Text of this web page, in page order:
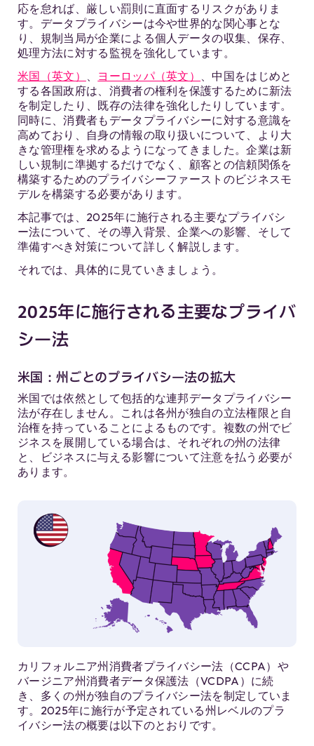
応を怠れば、厳しい罰則に直面するリスクがありま
す。データプライバシーは今や世界的な関心事とな
り、規制当局が企業による個人データの収集、保存、
処理方法に対する監視を強化しています。
米国（英文） 、 ヨーロッパ（英文） 、中国をはじめと
する各国政府は、消費者の権利を保護するために新法
を制定したり、既存の法律を強化したりしています。
同時に、消費者もデータプライバシーに対する意識を
高めており、自身の情報の取り扱いについて、より大
きな管理権を求めるようになってきました。企業は新
しい規制に準拠するだけでなく、顧客との信頼関係を
構築するためのプライバシーファーストのビジネスモ
デルを構築する必要があります。
本記事では、2025年に施行される主要なプライバシ
ー法について、その導入背景、企業への影響、そして
準備すべき対策について詳しく解説します。
それでは、具体的に見ていきましょう。
2025年に施行される主要なプライバ
シー法
米国：州ごとのプライバシー法の拡大
米国では依然として包括的な連邦データプライバシー
法が存在しません。これは各州が独自の立法権限と自
治権を持っていることによるものです。複数の州でビ
ジネスを展開している場合は、それぞれの州の法律
と、ビジネスに与える影響について注意を払う必要が
あります。
カリフォルニア州消費者プライバシー法（CCPA）や
バージニア州消費者データ保護法（VCDPA）に続
き、多くの州が独自のプライバシー法を制定していま
す。2025年に施行が予定されている州レベルのプラ
イバシー法の概要は以下のとおりです。